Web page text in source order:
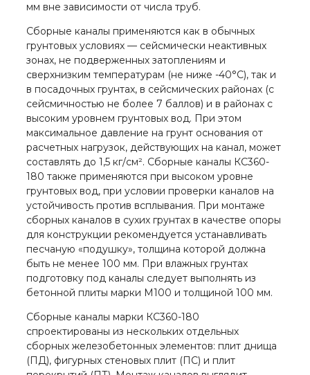
мм вне зависимости от числа труб.
Сборные каналы применяются как в обычных
грунтовых условиях — сейсмически неактивных
зонах, не подверженных затоплениям и
сверхнизким температурам (не ниже -40°C), так и
в посадочных грунтах, в сейсмических районах (с
сейсмичностью не более 7 баллов) и в районах с
высоким уровнем грунтовых вод. При этом
максимальное давление на грунт основания от
расчетных нагрузок, действующих на канал, может
составлять до 1,5 кг/см². Сборные каналы КС360-
180 также применяются при высоком уровне
грунтовых вод, при условии проверки каналов на
устойчивость против всплывания. При монтаже
сборных каналов в сухих грунтах в качестве опоры
для конструкции рекомендуется устанавливать
песчаную «подушку», толщина которой должна
быть не менее 100 мм. При влажных грунтах
подготовку под каналы следует выполнять из
бетонной плиты марки М100 и толщиной 100 мм.
Сборные каналы марки КС360-180
спроектированы из нескольких отдельных
сборных железобетонных элементов: плит днища
(ПД), фигурных стеновых плит (ПС) и плит